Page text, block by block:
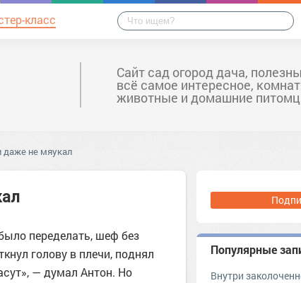
класс
Сайт сад огород дача,
всё самое интересное,
животные и домашние
даже не мяукал
переделать, шеф без
голову в плечи, поднял
— думал Антон. Но
Популярные
Внутри